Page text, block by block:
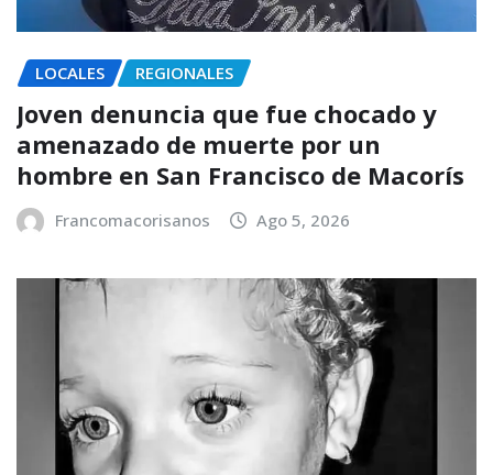
LOCALES REGIONALES
Joven denuncia que fue chocado y
amenazado de muerte por un
hombre en San Francisco de Macorís
Francomacorisanos Ago 5, 2026